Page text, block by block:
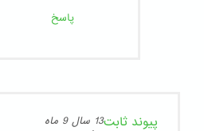
پاسخ
پیوند ثابت
13 سال 9 ماه